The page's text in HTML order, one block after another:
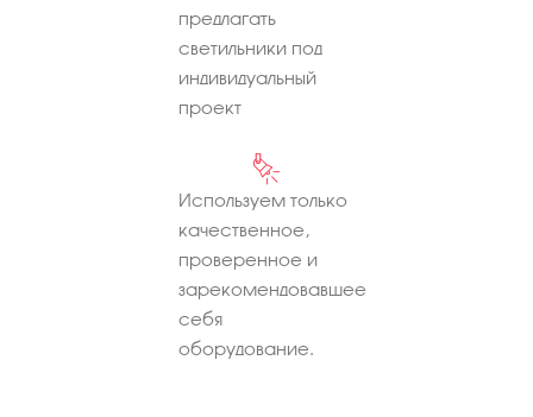
предлагать
светильники под
индивидуальный
проект
Используем только
качественное,
проверенное и
зарекомендовавшее
себя
оборудование.